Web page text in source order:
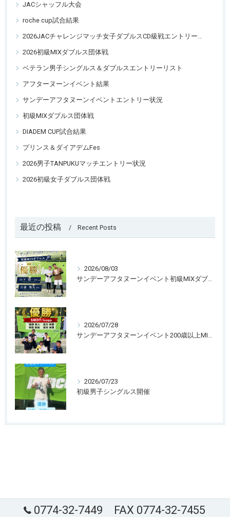
JACシャッフル大会
roche cup試合結果
2026JACチャレンジマッチ女子ダブルスCD級戦エントリーリスト
2026初級MIXダブルス団体戦
ベテラン男子シングルス＆ダブルスエントリーリスト
アフターヌーンイベント結果
サンデーアフタヌーンイベントエントリー状況
初級MIXダブルス団体戦
DIADEM CUP試合結果
プリンス＆ダイアデムFes
2026男子TANPUKUマッチエントリー状況
2026初級女子ダブルス団体戦
最近の投稿 Recent Posts
2026/08/03
サンデーアフタヌーンイベント初級MIXダブルス開催
2026/07/28
サンデーアフタヌーンイベント200歳以上MIXダブルス団体戦
2026/07/23
初級男子シングルス開催
0774-32-7449 FAX 0774-32-7455